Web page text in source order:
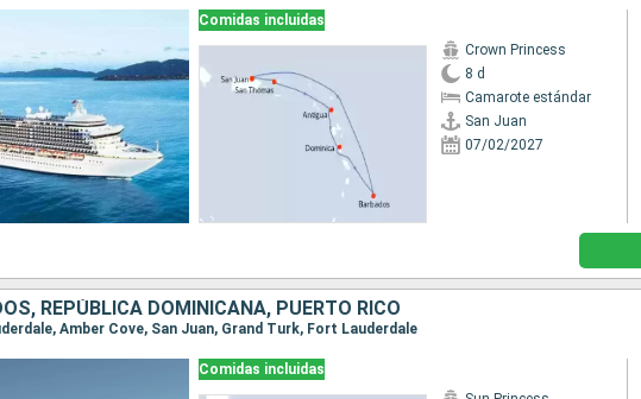
Comidas incluidas
Crown Princess
8 d
Camarote estándar
San Juan
07/02/2027
REPÚBLICA DOMINICANA, PUERTO RICO
Amber Cove, San Juan, Grand Turk, Fort Lauderdale
Comidas incluidas